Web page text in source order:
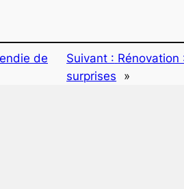
de
Suivant : Rénovation
surprises
»